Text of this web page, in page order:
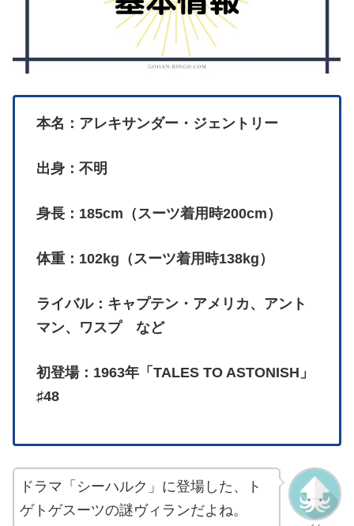
本名：アレキサンダー・ジェントリー
出身：不明
身長：185cm（スーツ着用時200cm）
体重：102kg（スーツ着用時138kg）
ライバル：キャプテン・アメリカ、アント
マン、ワスプ など
初登場：1963年「TALES TO ASTONISH」
♯48
ドラマ「シーハルク」に登場した、ト
ゲトゲスーツの謎ヴィランだよね。